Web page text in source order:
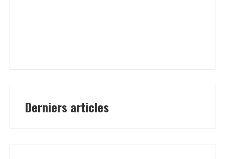
Derniers articles